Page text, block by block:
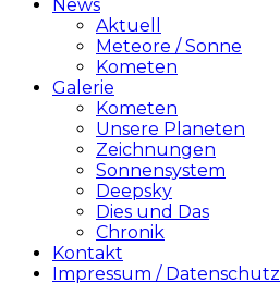
News
Aktuell
Meteore / Sonne
Kometen
Galerie
Kometen
Unsere Planeten
Zeichnungen
Sonnensystem
Deepsky
Dies und Das
Chronik
Kontakt
Impressum / Datenschutz